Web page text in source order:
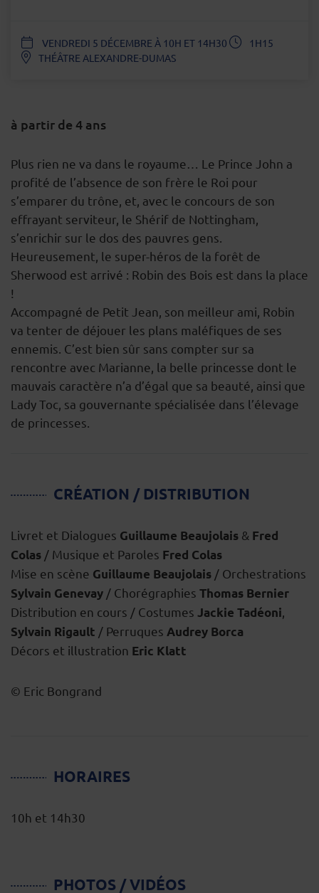
DATEVENDREDI 5 DÉCEMBRE À 10H ET 14H30
1H15
THÉÂTRE ALEXANDRE-DUMAS
à partir de 4 ans
DESCRIPTION
Plus rien ne va dans le royaume… Le Prince John a
profité de l’absence de son frère le Roi pour
s’emparer du trône, et, avec le concours de son
effrayant serviteur, le Shérif de Nottingham,
s’enrichir sur le dos des pauvres gens.
Heureusement, le super-héros de la forêt de
Sherwood est arrivé : Robin des Bois est dans la place
!
Accompagné de Petit Jean, son meilleur ami, Robin
va tenter de déjouer les plans maléfiques de ses
ennemis. C’est bien sûr sans compter sur sa
rencontre avec Marianne, la belle princesse dont le
mauvais caractère n’a d’égal que sa beauté, ainsi que
Lady Toc, sa gouvernante spécialisée dans l’élevage
de princesses.
CRÉATION / DISTRIBUTION
Livret et Dialogues Guillaume Beaujolais & Fred
Colas / Musique et Paroles Fred Colas
Mise en scène Guillaume Beaujolais / Orchestrations
Sylvain Genevay / Chorégraphies Thomas Bernier
Distribution en cours / Costumes Jackie Tadéoni
Sylvain Rigault / Perruques Audrey Borca
Décors et illustration Eric Klatt
© Eric Bongrand
HORAIRES
10h et 14h30
PHOTOS / VIDÉOS